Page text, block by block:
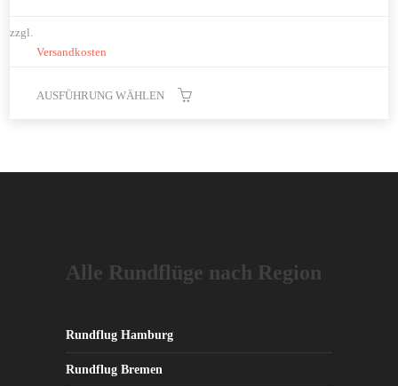
zzgl.
Versandkosten
AUSFÜHRUNG WÄHLEN
weist
Alle Rundflüge nach Region
Rundflug Hamburg
Rundflug Bremen